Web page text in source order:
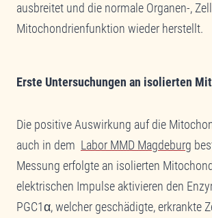
ausbreitet und die normale Organen-,
Mitochondrienfunktion wieder herstellt.
Erste Untersuchungen an isolierten
Die positive Auswirkung auf die
auch in dem Labor MMD Magdeburg
Messung erfolgte an isolierten
elektrischen Impulse aktivieren den
PGC1α, welcher geschädigte, erkrankte